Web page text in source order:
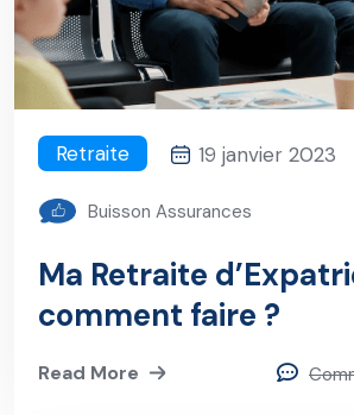
Retraite 19 janvier 2023
Buisson Assurances
Ma Retraite
comment faire ?
Read More